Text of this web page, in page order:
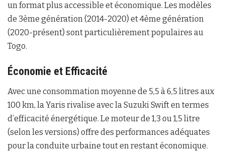
un format plus accessible et économique. Les modèles
de 3ème génération (2014-2020) et 4ème génération
(2020-présent) sont particulièrement populaires au
Togo.
Économie et Efficacité
Avec une consommation moyenne de 5,5 à 6,5 litres aux
100 km, la Yaris rivalise avec la Suzuki Swift en termes
d’efficacité énergétique. Le moteur de 1,3 ou 1,5 litre
(selon les versions) offre des performances adéquates
pour la conduite urbaine tout en restant économique.